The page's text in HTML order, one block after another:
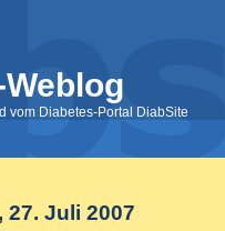
vom Diabetes-Portal DiabSite
27. Juli 2007